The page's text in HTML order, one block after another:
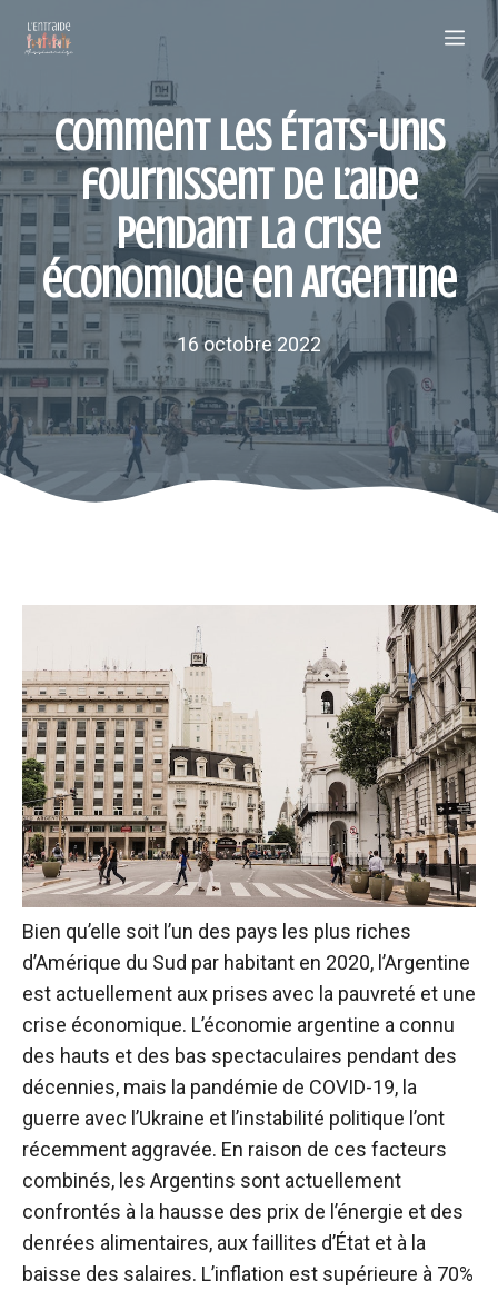
Comment les États-Unis
fournissent de l’aide
pendant la crise
économique en Argentine
16 octobre 2022
Bien qu’elle soit l’un des pays les plus riches
d’Amérique du Sud par habitant en 2020, l’Argentine
est actuellement aux prises avec la pauvreté et une
crise économique. L’économie argentine a connu
des hauts et des bas spectaculaires pendant des
décennies, mais la pandémie de COVID-19, la
guerre avec l’Ukraine et l’instabilité politique l’ont
récemment aggravée. En raison de ces facteurs
combinés, les Argentins sont actuellement
confrontés à la hausse des prix de l’énergie et des
denrées alimentaires, aux faillites d’État et à la
baisse des salaires. L’inflation est supérieure à 70%